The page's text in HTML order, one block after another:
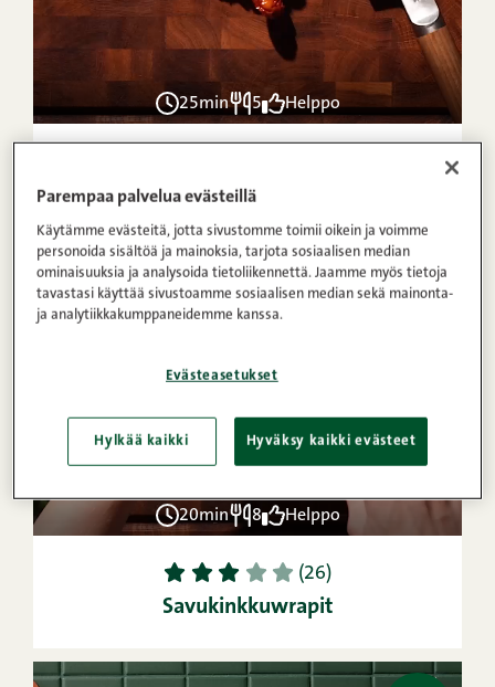
25min 5 Helppo
Pekoni-pizzadonitsit
VIDEO
OHJE
20min 8 Helppo
1 2 3 4 5 (26)
Savukinkkuwrapit
Parempaa palvelua evästeillä
Käytämme evästeitä, jotta sivustomme toimii oikein ja voimme
personoida sisältöä ja mainoksia, tarjota sosiaalisen median
ominaisuuksia ja analysoida tietoliikennettä. Jaamme myös tietoja
tavastasi käyttää sivustoamme sosiaalisen median sekä mainonta-
ja analytiikkakumppaneidemme kanssa.
Evästeasetukset
Hylkää kaikki Hyväksy kaikki evästeet